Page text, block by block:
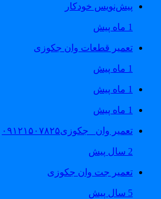
پیش‌نویس خودکار
تعمیر قطعات وان جکوزی
1 ماه پیش
1 ماه پیش
تعمیر وان _جکوزی۰۹۱۲۱۵۰۷۸۲۵
تعمیر جت وان جکوزی